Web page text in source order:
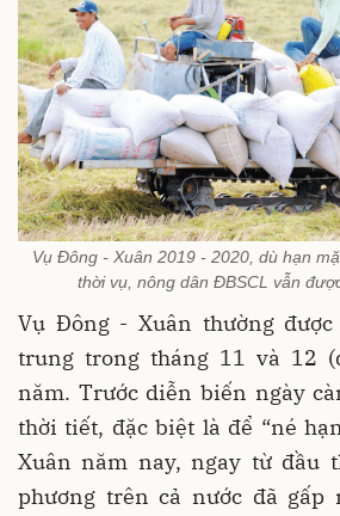
Vụ Đông - Xuân 2019 - 2020, dù hạn
thời vụ, nông dân ĐBSCL vẫn
Vụ Đông - Xuân thường
trung trong tháng 11 và 12
năm. Trước diễn biến ngày
thời tiết, đặc biệt là để “né
Xuân năm nay, ngay từ đầu
phương trên cả nước đã